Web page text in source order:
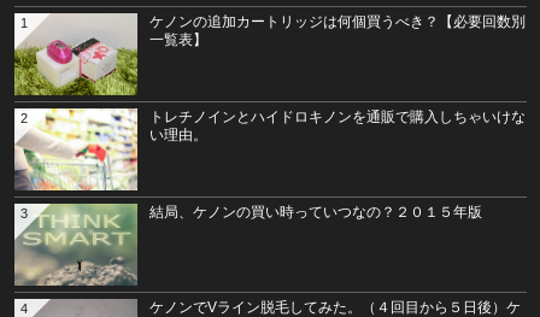
ケノンの追加カートリッジは何個買うべき？【必要回数別
一覧表】
1
トレチノインとハイドロキノンを通販で購入しちゃいけな
い理由。
2
結局、ケノンの買い時っていつなの？２０１５年版
3
ケノンでVライン脱毛してみた。（４回目から５日後）ケ
4